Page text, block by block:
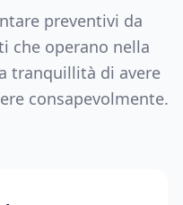
preventivi da
che operano nella
tranquillità di avere
consapevolmente.